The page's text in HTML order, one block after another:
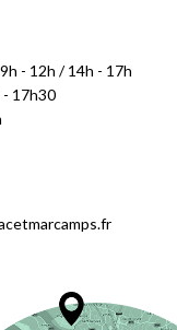
- 12h / 14h - 17h
- 17h30